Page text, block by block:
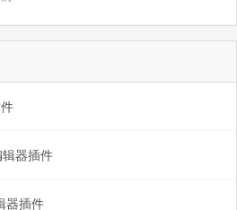
器插件
器插件